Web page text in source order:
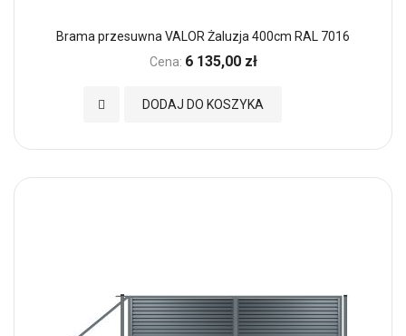
Brama przesuwna VALOR Żaluzja 400cm RAL 7016
Cena: 6 135,00 zł
DODAJ DO KOSZYKA
Dodaj do Ulubionych